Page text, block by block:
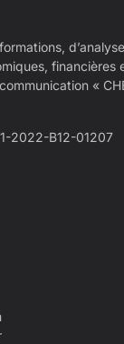
financières
«
2022-B12-01207